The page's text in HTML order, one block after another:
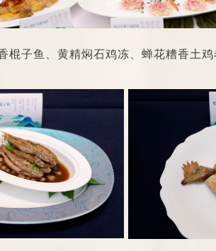
棍子鱼、黄精焖石鸡冻、蝉花糟香土鸡